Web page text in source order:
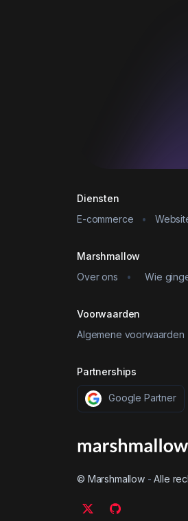
© Marshmallow - Alle
Diensten
E-commerce
•
Marshmallow
Over ons
• Wie
Voorwaarden
Algemene voorwaarden
Partnerships
Google Partner